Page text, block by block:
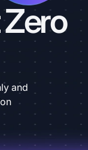
and